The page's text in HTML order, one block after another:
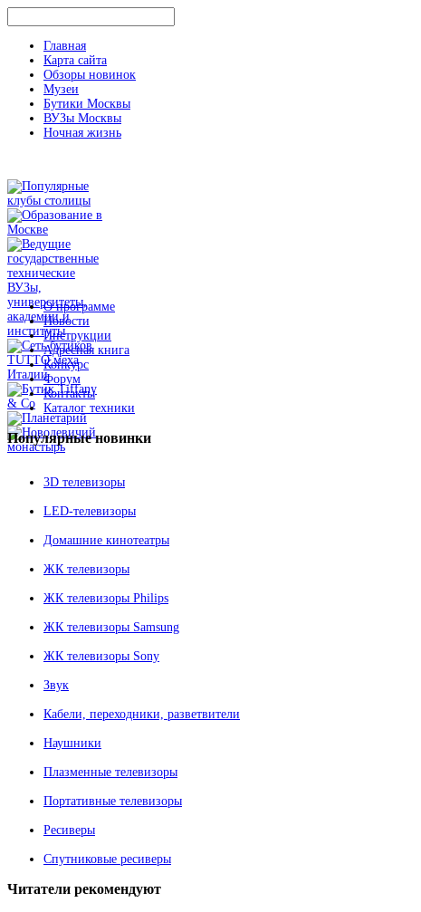
Главная
Карта сайта
Обзоры новинок
Музеи
Бутики Москвы
ВУЗы Москвы
Ночная жизнь
О программе
Новости
Инструкции
Адресная книга
Конкурс
Форум
Контакты
Каталог техники
Популярныеновинки
3D телевизоры
LED-телевизоры
Домашние кинотеатры
ЖК телевизоры
ЖК телевизоры Philips
ЖК телевизоры Samsung
ЖК телевизоры Sony
Звук
Кабели, переходники, разветвители
Наушники
Плазменные телевизоры
Портативные телевизоры
Ресиверы
Спутниковые ресиверы
Читатели рекомендуют